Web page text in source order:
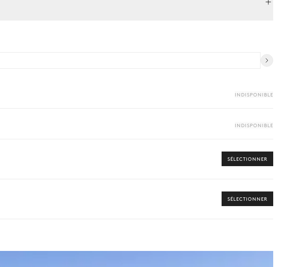
INDISPONIBLE
INDISPONIBLE
SÉLECTIONNER
SÉLECTIONNER